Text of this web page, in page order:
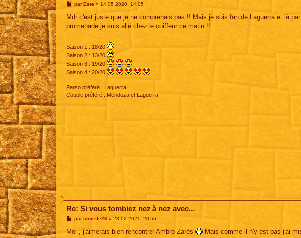
M
s
a
parEste» 14 05 2020, 14:05
Mdr c'est juste que je ne comprenais pas !! Mais je suis fan de Laguerra et là
promenade je suis allé chez le coiffeur ce matin !!
Saison 1 : 18/20
Saison 2 : 13/20
Saison 3 : 19/20
Saison 4 : 20/20
Perso préféré : Laguerra
Couple préféré : Mendoza et Laguerra
Re: Si vous tombiez nez à nez avec...
M
s
par annette26 » 28 02 2021, 20:56
Moi , j'aimerais bien rencontrer Ambro-Zarès Mais comme il n'y est pas j'ai